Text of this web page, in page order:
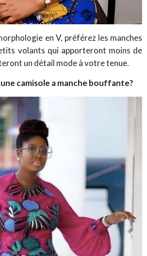
en V, préférez les manches
volants qui apporteront moins de
un détail mode à votre tenue.
camisole a manche bouffante?